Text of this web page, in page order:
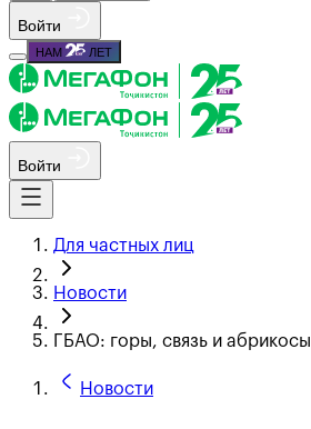
Войти
НАМ ЛЕТ
Войти
Для частных лиц
Новости
ГБАО: горы, связь и абрикосы
Новости